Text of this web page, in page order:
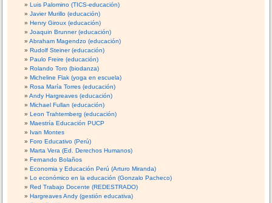
Luis Palomino (TICS-educación)
Javier Murillo (educación)
Henry Giroux (educación)
Joaquin Brunner (educación)
Abraham Magendzo (educación)
Rudolf Steiner (educación)
Paulo Freire (educación)
Rolando Toro (biodanza)
Micheline Flak (yoga en escuela)
Rosa María Torres (educación)
Andy Hargreaves (educación)
Michael Fullan (educación)
Leon Trahtemberg (educación)
Maestría Educación PUCP
Ivan Montes
Foro Educativo (Perú)
Marta Vera (Ed. Derechos Humanos)
Fernando Bolaños
Economia y Educación Perú (Arturo Miranda)
Lo económico en la educación (Gonzalo Pacheco)
Red Trabajo Docente (REDESTRADO)
Hargreaves Andy (gestión educativa)